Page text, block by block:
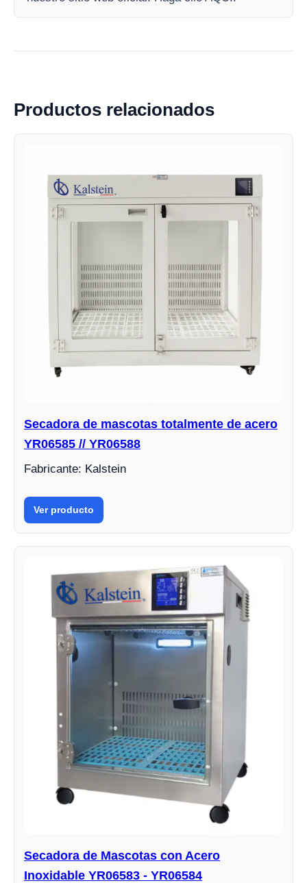
Productos relacionados
Secadora de mascotas totalmente de acero
YR06585 // YR06588
Fabricante: Kalstein
Ver producto
Secadora de Mascotas con Acero
Inoxidable YR06583 - YR06584